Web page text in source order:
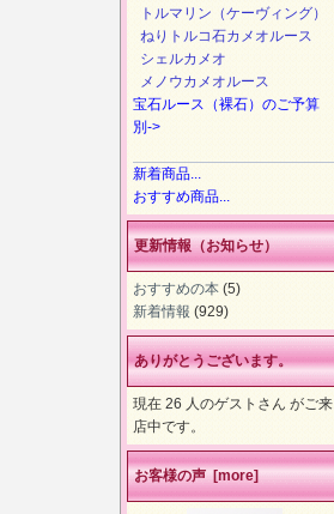
トルマリン（ケーヴィング）
ねりトルコ石カメオルース
シェルカメオ
メノウカメオルース
宝石ルース（裸石）のご予算
別->
新着商品...
おすすめ商品...
更新情報（お知らせ）
おすすめの本 (5)
新着情報 (929)
ありがとうございます。
現在 26 人のゲストさん がご来
店中です。
お客様の声 [more]